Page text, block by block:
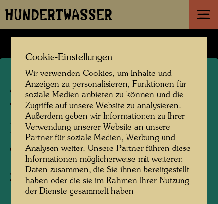
HUNDERTWASSER
APA 171/I
TOMBSTONE FOR
HELLSTERN FAMILY
GRABSTEIN FÜR FAMILIE HELLSTERN
Zeichnung/Tusche
Cookie-Einstellungen
Wir verwenden Cookies, um Inhalte und
Anzeigen zu personalisieren, Funktionen für
soziale Medien anbieten zu können und die
Zugriffe auf unsere Website zu analysieren.
Außerdem geben wir Informationen zu Ihrer
Verwendung unserer Website an unsere
Partner für soziale Medien, Werbung und
Analysen weiter. Unsere Partner führen diese
Informationen möglicherweise mit weiteren
Daten zusammen, die Sie ihnen bereitgestellt
haben oder die sie im Rahmen Ihrer Nutzung
der Dienste gesammelt haben